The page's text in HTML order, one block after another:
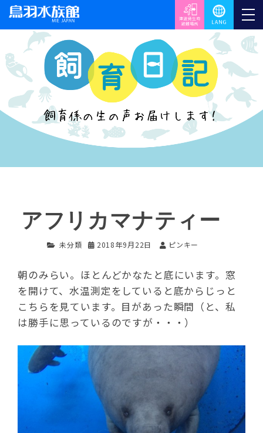
アフリカマナティー
未分類 2018年9月22日 ピンキー
朝のみらい。ほとんどかなたと底にいます。窓
を開けて、水温測定をしていると底からじっと
こちらを見ています。目があった瞬間（と、私
は勝手に思っているのですが・・・）